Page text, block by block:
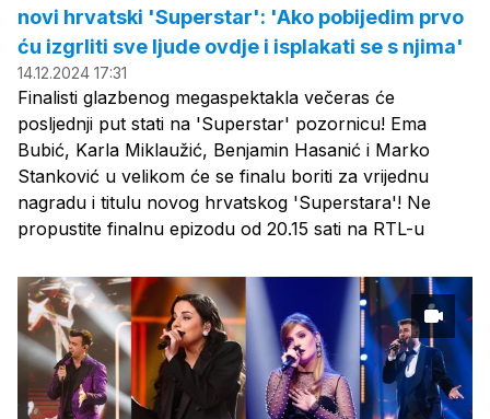
novi hrvatski 'Superstar': 'Ako pobijedim prvo
ću izgrliti sve ljude ovdje i isplakati se s njima'
14.12.2024 17:31
Finalisti glazbenog megaspektakla večeras će
posljednji put stati na 'Superstar' pozornicu! Ema
Bubić, Karla Miklaužić, Benjamin Hasanić i Marko
Stanković u velikom će se finalu boriti za vrijednu
nagradu i titulu novog hrvatskog 'Superstara'! Ne
propustite finalnu epizodu od 20.15 sati na RTL-u